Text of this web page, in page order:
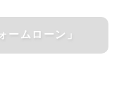
ームローン」